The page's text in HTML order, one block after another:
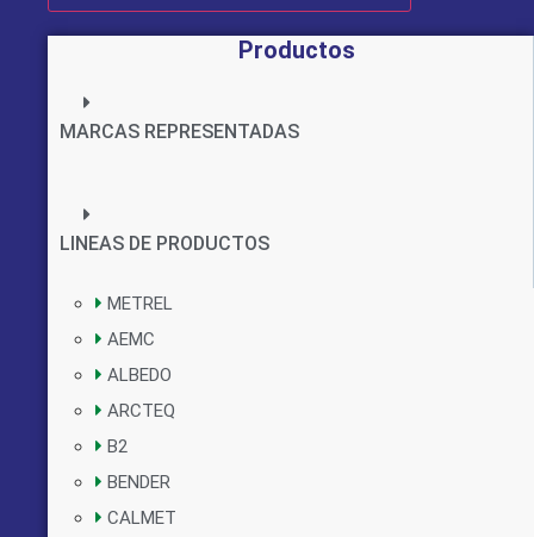
Productos
MARCAS REPRESENTADAS
LINEAS DE PRODUCTOS
METREL
AEMC
ALBEDO
ARCTEQ
B2
BENDER
CALMET